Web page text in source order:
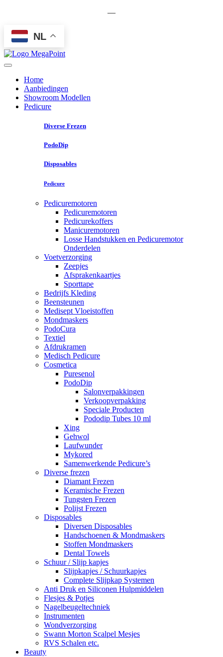
—
NL
Home
Aanbiedingen
Showroom Modellen
Pedicure
Diverse Frezen
PodoDip
Disposables
Pedicure
Pedicuremotoren
Pedicuremotoren
Pedicurekoffers
Manicuremotoren
Losse Handstukken en Pedicuremotor
Onderdelen
Voetverzorging
Zeepjes
Afsprakenkaartjes
Sporttape
Bedrijfs Kleding
Beensteunen
Medisept Vloeistoffen
Mondmaskers
PodoCura
Textiel
Afdrukramen
Medisch Pedicure
Cosmetica
Puresenol
PodoDip
Salonverpakkingen
Verkoopverpakking
Speciale Producten
Pododip Tubes 10 ml
Xing
Gehwol
Laufwunder
Mykored
Samenwerkende Pedicure’s
Diverse frezen
Diamant Frezen
Keramische Frezen
Tungsten Frezen
Polijst Frezen
Disposables
Diversen Disposables
Handschoenen & Mondmaskers
Stoffen Mondmaskers
Dental Towels
Schuur / Slijp kapjes
Slijpkapjes / Schuurkapjes
Complete Slijpkap Systemen
Anti Druk en Siliconen Hulpmiddelen
Flesjes & Potjes
Nagelbeugeltechniek
Instrumenten
Wondverzorging
Swann Morton Scalpel Mesjes
RVS Schalen etc.
Beauty